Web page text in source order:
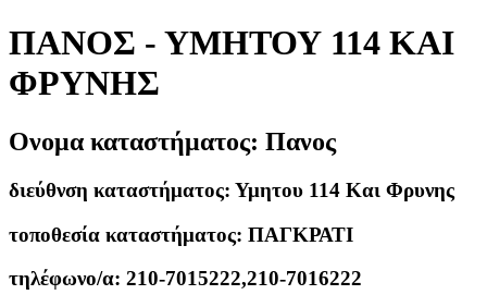
ΠΑΝΟΣ - ΥΜΗΤΟΥ 114 ΚΑΙ
ΦΡΥΝΗΣ
Ονομα καταστήματος: Πανος
διεύθνση καταστήματος: Υμητου 114 Και Φρυνης
τοποθεσία καταστήματος: ΠΑΓΚΡΑΤΙ
τηλέφωνο/α: 210-7015222,210-7016222